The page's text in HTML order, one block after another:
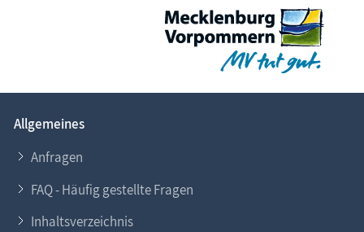
Allgemeines
Anfragen
FAQ - Häufig gestellte Fragen
Inhaltsverzeichnis